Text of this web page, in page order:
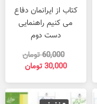
کتاب از ایرانمان دفاع
می کنیم راهنمایی
دست دوم
60,000 تومان
اصلی
بود.
30,000 تومان
فعلی
است.